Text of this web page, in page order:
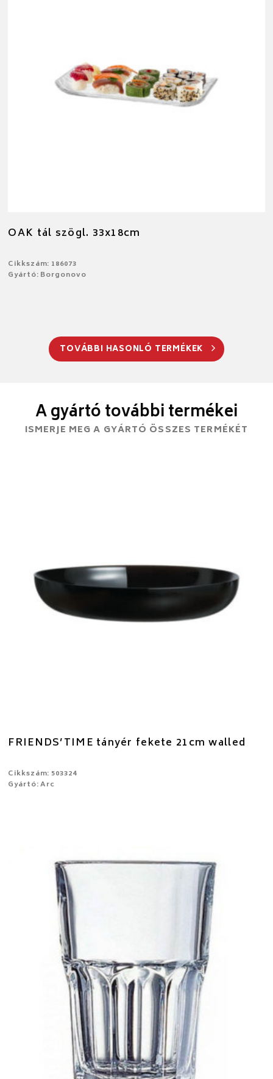
OAK tál szögl. 33x18cm
Cikkszám: 186073
Gyártó: Borgonovo
TOVÁBBI HASONLÓ TERMÉKEK
A gyártó további termékei
ISMERJE MEG A GYÁRTÓ ÖSSZES TERMÉKÉT
FRIENDS’TIME tányér fekete 21cm walled
Cikkszám: 503324
Gyártó: Arc